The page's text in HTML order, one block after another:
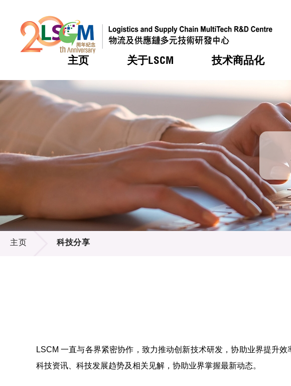
主页 关于LSCM
热门
愿景及使命
组织架构
组织架构
董事局
研究顾问
招标通告
技术商品化
热门
可获授权之技术
应用于公共服务之创新
重点项目
热门
资助计划
资助计划
税务优惠
评审
征求研发项目计划书
热门
LSCM 动向
新闻中心
媒体报导
新闻稿
资讯中心
热门
会员列表
会员登入
科技分享
主页 科技分享
LSCM 一直与各界紧密协作，致力推动创新技术研发，协助业界提升
科技资讯、科技发展趋势及相关见解，协助业界掌握最新动态。